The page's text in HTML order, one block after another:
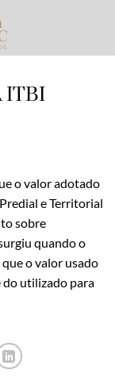
ITBI
o valor adotado
e Territorial
sobre
quando o
o valor usado
do utilizado para